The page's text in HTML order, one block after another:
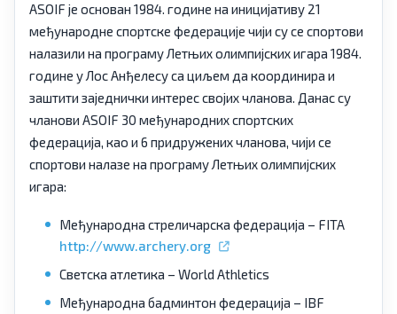
ASOIF је основан 1984. године на иницијативу 21
међународне спортске федерације чији су се спортови
налазили на програму Летњих олимпијских игара 1984.
године у Лос Анђелесу са циљем да координира и
заштити заједнички интерес својих чланова. Данас су
чланови ASOIF 30 међународних спортских
федерација, као и 6 придружених чланова, чији се
спортови налазе на програму Летњих олимпијских
игара:
Међународна стреличарска федерација – FITA
http://www.archery.org
Светска атлетика – World Athletics
Међународна бадминтон федерација – IBF